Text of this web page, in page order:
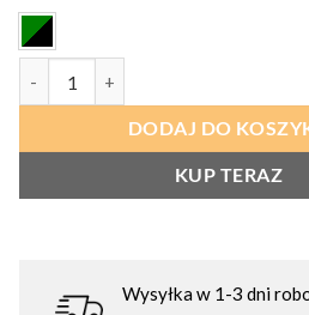
DODAJ DO
KUP TERAZ
Wysyłka w 1-3 dni